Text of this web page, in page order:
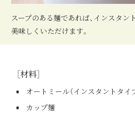
スープのある麺であれば、インスタン
美味しくいただけます。
［材料］
オートミール（インスタントタイ
カップ麺